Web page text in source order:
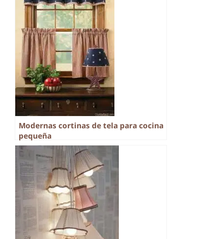
Modernas cortinas de tela para cocina
pequeña